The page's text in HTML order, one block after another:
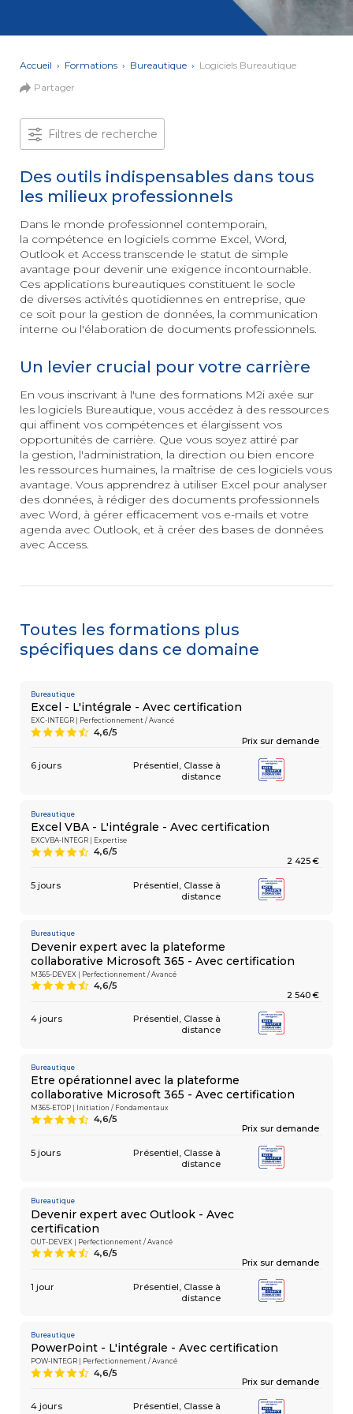
Systèmes
INTELLIGENCE
DIGITAL &
MULTIMÉDIA
un site
améliorez
vos
performances
digitales
Arts
Graphiques
Vidéo
et animation
de la création
digitale
MANAGEMENT
Posture
managériale
Management
éthique
et collaboratif
COMPÉTENCES
Gestion
de projets
Achats
Ressources
et relations
sociales
Mobile
Data
ARCHITECTURE
MODÉLISATION
BIM
Modeleur
du bâtiment
TERTIAIRE
Gestionnaire
de Paie
INSERTION
&
PÉDAGOGIE
Conseiller
en Insertion
Professionnelle
AUTRE
Secrétaire
Médico-Administratif
Partager
Accueil › Formations › Bureautique › Logiciels Bureautique
Filtres de recherche
Des outils indispensables dans tous
les milieux professionnels
Dans le monde professionnel contemporain,
la compétence en logiciels comme Excel, Word,
Outlook et Access transcende le statut de simple
avantage pour devenir une exigence incontournable.
Ces applications bureautiques constituent le socle
de diverses activités quotidiennes en entreprise, que
ce soit pour la gestion de données, la communication
interne ou l'élaboration de documents professionnels.
Un levier crucial pour votre carrière
En vous inscrivant à l'une des formations M2i axée sur
les logiciels Bureautique, vous accédez à des ressources
qui affinent vos compétences et élargissent vos
opportunités de carrière. Que vous soyez attiré par
la gestion, l'administration, la direction ou bien encore
les ressources humaines, la maîtrise de ces logiciels vous
avantage. Vous apprendrez à utiliser Excel pour analyser
des données, à rédiger des documents professionnels
avec Word, à gérer efficacement vos e-mails et votre
agenda avec Outlook, et à créer des bases de données
avec Access.
Toutes les formations plus
spécifiques dans ce domaine
Bureautique
Excel - L'intégrale - Avec certification
EXC-INTEGR | Perfectionnement / Avancé
Prix sur demande
9 4,6/5
6 jours Présentiel Classe à
distance
Bureautique
Excel VBA - L'intégrale - Avec certification
EXCVBA-INTEGR | Expertise
2 425 €
9 4,6/5
5 jours Présentiel Classe à
distance
Bureautique
Devenir expert avec la plateforme
collaborative Microsoft 365 - Avec certification
M365-DEVEX | Perfectionnement / Avancé
2 540 €
9 4,6/5
4 jours Présentiel Classe à
distance
Bureautique
Etre opérationnel avec la plateforme
collaborative Microsoft 365 - Avec certification
M365-ETOP | Initiation / Fondamentaux
Prix sur demande
9 4,6/5
5 jours Présentiel Classe à
distance
Bureautique
Devenir expert avec Outlook - Avec
certification
OUT-DEVEX | Perfectionnement / Avancé
Prix sur demande
9 4,6/5
1 jour Présentiel Classe à
distance
Bureautique
PowerPoint - L'intégrale - Avec certification
POW-INTEGR | Perfectionnement / Avancé
Prix sur demande
9 4,6/5
4 jours Présentiel Classe à